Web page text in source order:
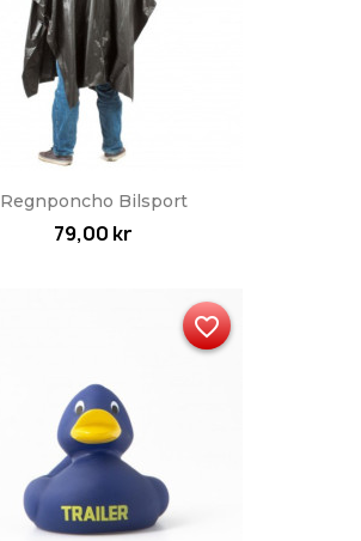
Regnponcho Bilsport
79,00 kr
favorite_border